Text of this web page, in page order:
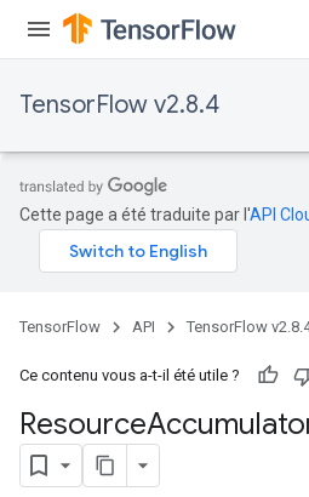
TensorFlow v2.8.4
Cette page a été traduite par l'API
TensorFlow API TensorFlow
Ce contenu vous a-t-il été utile ?
Resource